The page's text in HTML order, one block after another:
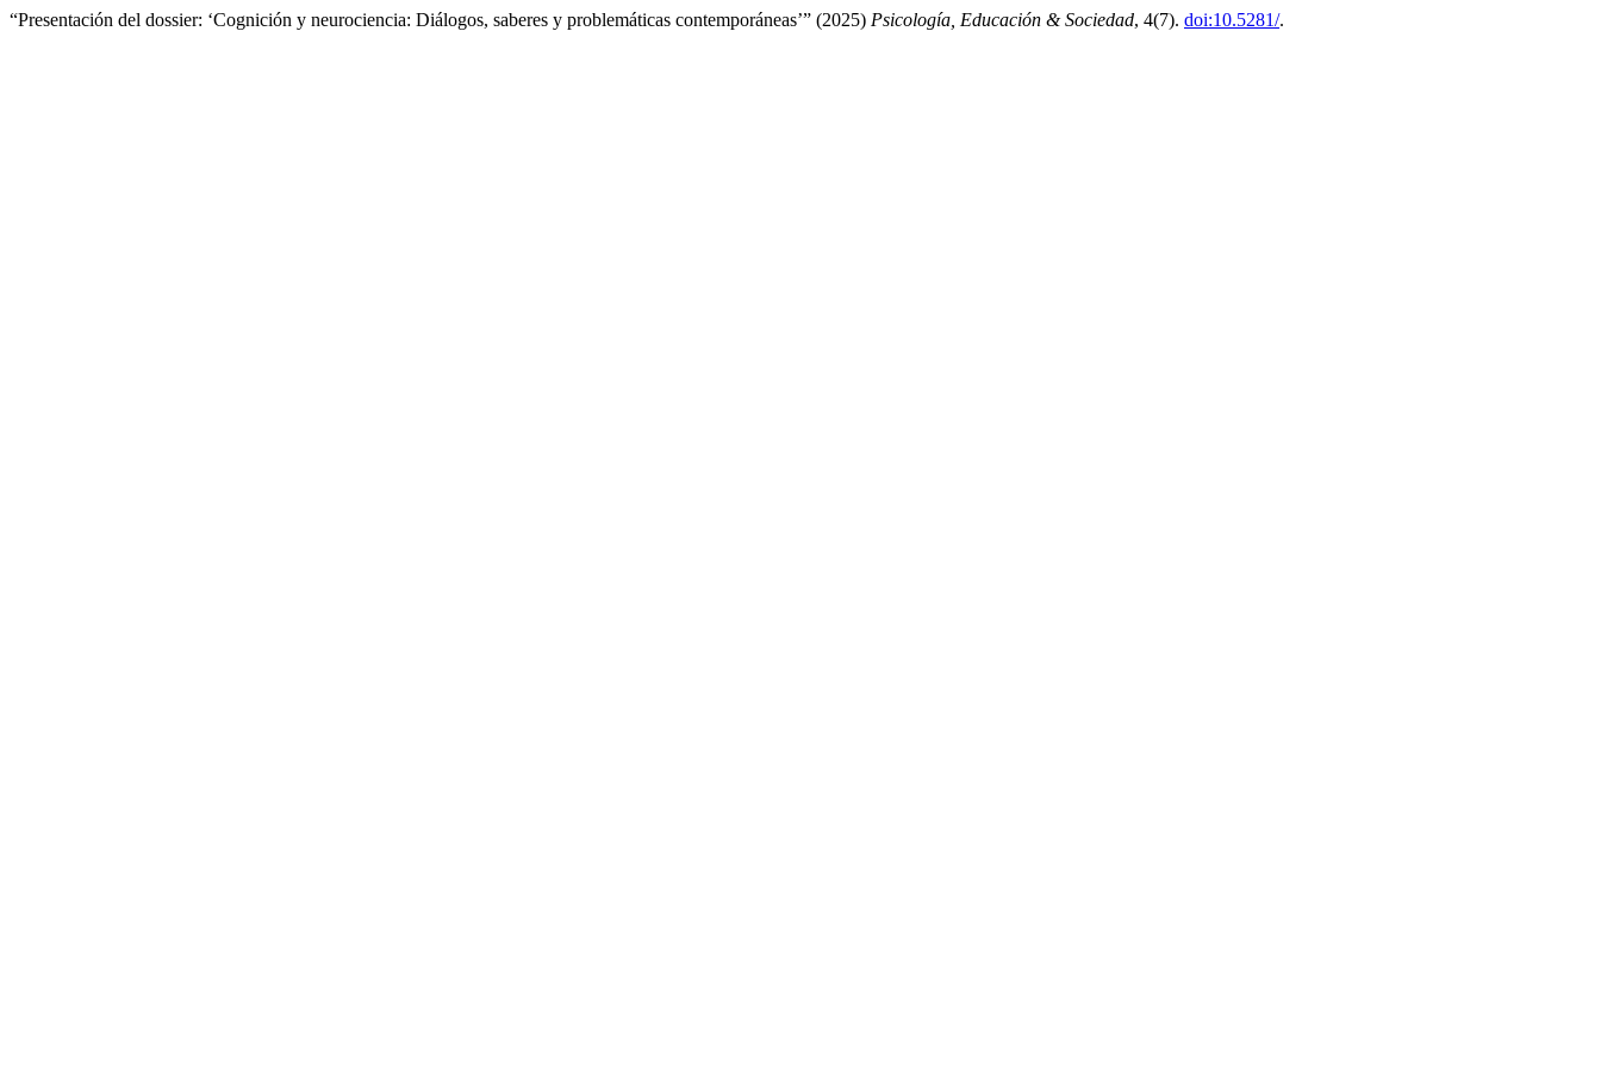
“Presentación del dossier: ‘Cognición y neurociencia: Diálogos, saberes y problemáticas contemporáneas’” (2025) Psicología, Educación & Sociedad, 4(7). doi:10.5281/.